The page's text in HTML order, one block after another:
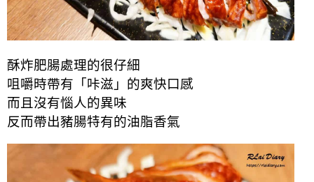
酥炸肥腸處理的很仔細
咀嚼時帶有「咔滋」的爽快口感
而且沒有惱人的異味
反而帶出豬腸特有的油脂香氣